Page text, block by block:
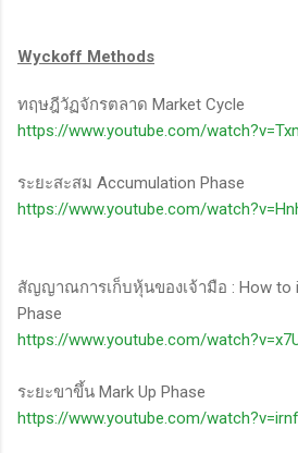
Wyckoff Methods
ทฤษฎีวัฏจักรตลาด Market Cycle
https://www.youtube.com/
ระยะสะสม Accumulation Phase
https://www.youtube.com/
สัญญาณการเก็บหุ้นของเจ้ามือ : How to
Phase
https://www.youtube.com/
ระยะขาขึ้น Mark Up Phase
https://www.youtube.com/